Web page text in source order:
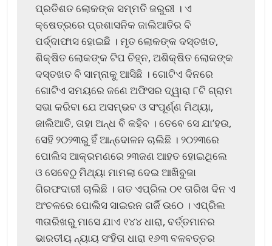
ପ୍ରତିଶତ ଲୋକଙ୍କ ସମ୍ମତି ଜରୁରୀ । ଏ
କ୍ଷେତ୍ରରେ ପ୍ରଶାସନିକ ଜାଲିଆତିର ବି
ପର୍ଦ୍ଦାଫାସ ହୋଇଛି । ମୃତ ଲୋକଙ୍କ ଦସ୍ତଖତ,
ଶିକ୍ଷିତ ଲୋକଙ୍କ ଟିପ ଚିହ୍ନ, ଅଶିକ୍ଷିତ ଲୋକଙ୍କ
ଦସ୍ତଖତ ବି ସାମ୍ନାକୁ ଆସିଛି । ଗୋଟିଏ ଦିନରେ
ଗୋଟିଏ ସମୟରେ ଜଣେ ଅଫିସର ଦ୍ୱାରା ୮ଟି ଗ୍ରାମ
ସଭା କରିବା ଯେ ଅସମ୍ଭବ ଓ ସଂପୂର୍ଣ୍ଣ ମିଥ୍ୟା,
ଜାଲିଆତି, ତାହା ଅନ୍ଧ ବି କହିବ । ତେବେ ସେ ଯା’ହଉ,
ସେହି ୨୦୨୩ରୁ ହିଁ ଆନ୍ଦୋଳନ ଚାଲିଛି । ୨୦୨୩ରେ
ପୋଲିସ ଆକ୍ରମଣରେ ୨୩ଜଣ ଆହତ ହୋଇଥିଲେ
ଓ ସେବେଠୁ ମିଥ୍ୟା ମାମଲା ଦେଇ ଆଖିବୁଜା
ଗିରଫଦାରୀ ଚାଲିଛି । ଗତ ଏପ୍ରିଲ ୦୧ ତାରିଖ ଦିନ ଏ
ଅଂଚଳରେ ପୋଲିସ ସାଇରନ ଗର୍ଜି ଉଠେ । ଏପ୍ରିଲ
୩ତାରିଖରୁ ମାସେ ଯାଏ ୧୪୪ ଧାରା, ବର୍ତ୍ତମାନର
ଭାରତୀୟ ନ୍ୟାୟ ସଂହିତା ଧାରା ୧୬୩ ବଳବତ୍ତର